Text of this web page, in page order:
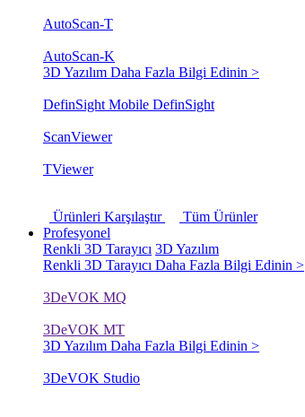
AutoScan-T
AutoScan-K
3D Yazılım Daha Fazla Bilgi Edinin >
DefinSight Mobile DefinSight
ScanViewer
TViewer
Ürünleri Karşılaştır
Tüm Ürünler
Profesyonel
Renkli 3D Tarayıcı 3D Yazılım
Renkli 3D Tarayıcı Daha Fazla Bilgi Edinin >
3DeVOK MQ
3DeVOK MT
3D Yazılım Daha Fazla Bilgi Edinin >
3DeVOK Studio